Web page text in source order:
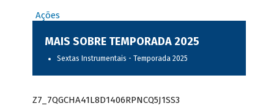
Ações
MAIS SOBRE TEMPORADA 2025
Sextas Instrumentais - Temporada 2025
Z7_7QGCHA41L8D1406RPNCQ5J1SS3